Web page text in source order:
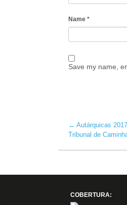
Name *
Save my name,
← Autárquicas
Tribunal de
COBERTURA: